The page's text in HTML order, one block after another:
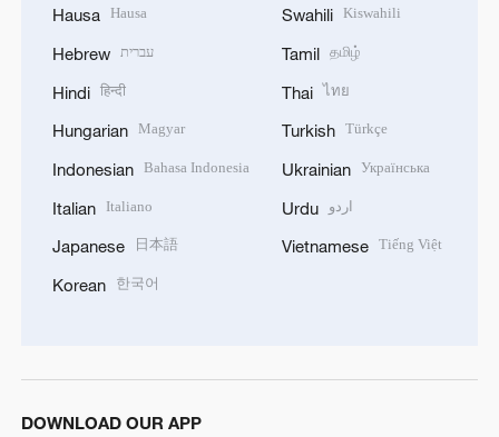
Hausa Hausa
Hebrew עברית
Hindi हिन्दी
Hungarian Magyar
Indonesian Bahasa Indonesia
Italian Italiano
Japanese 日本語
Korean 한국어
Swahili Kiswahili
Tamil தமிழ்
Thai ไทย
Turkish Türkçe
Ukrainian Українська
Urdu اردو
Vietnamese Tiếng Việt
DOWNLOAD OUR APP